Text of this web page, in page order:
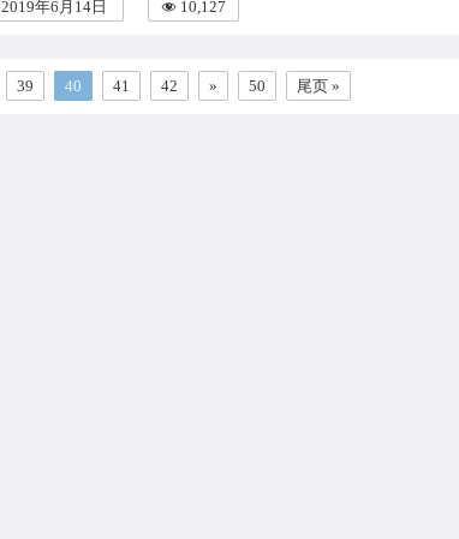
2019年6月14日 10,127
39 40 41 42 » 50 尾页 »